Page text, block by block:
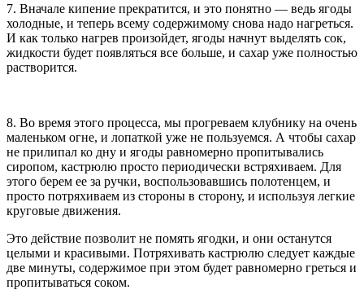
7. Вначале кипение прекратится, и это понятно — ведь ягоды
холодные, и теперь всему содержимому снова надо нагреться.
И как только нагрев произойдет, ягоды начнут выделять сок,
жидкости будет появляться все больше, и сахар уже полностью
растворится.
8. Во время этого процесса, мы прогреваем клубнику на очень
маленьком огне, и лопаткой уже не пользуемся. А чтобы сахар
не прилипал ко дну и ягоды равномерно пропитывались
сиропом, кастрюлю просто периодически встряхиваем. Для
этого берем ее за ручки, воспользовавшись полотенцем, и
просто потряхиваем из стороны в сторону, и используя легкие
круговые движения.
Это действие позволит не помять ягодки, и они останутся
целыми и красивыми. Потряхивать кастрюлю следует каждые
две минуты, содержимое при этом будет равномерно греться и
пропитываться соком.